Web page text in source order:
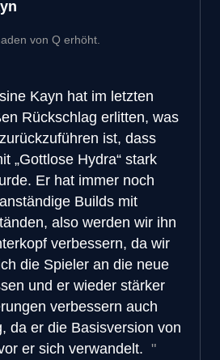
von Q erhöht.
Kayn hat im letzten
Rückschlag erlitten, was
ist, dass
„Gottlose Hydra“ stark
Er hat immer noch
Builds mit
also werden wir ihn
verbessern, da wir
die Spieler an die neue
und er wieder stärker
verbessern auch
da er die Basisversion von
er sich verwandelt.